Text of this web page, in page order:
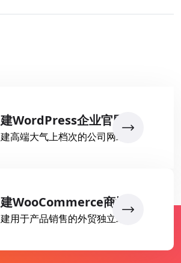
建WordPress企业官网
建高端大气上档次的公司网站
建WooCommerce商城
建用于产品销售的外贸独立站